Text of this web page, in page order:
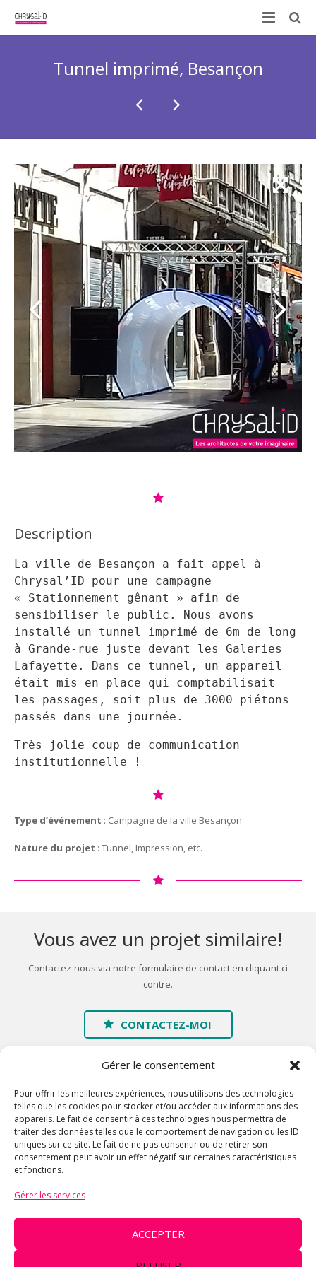
Gérer le consentement
Pour offrir les meilleures expériences, nous utilisons des technologies
telles que les cookies pour stocker et/ou accéder aux informations des
appareils. Le fait de consentir à ces technologies nous permettra de
traiter des données telles que le comportement de navigation ou les ID
uniques sur ce site. Le fait de ne pas consentir ou de retirer son
consentement peut avoir un effet négatif sur certaines caractéristiques
et fonctions.
Gérer les services
ACCEPTER
Tunnel imprimé, Besançon
Description
La ville de Besançon a fait appel à
Chrysal’ID pour une campagne
« Stationnement gênant » afin de
sensibiliser le public. Nous avons
installé un tunnel imprimé de 6m de long
à Grande-rue juste devant les Galeries
Lafayette. Dans ce tunnel, un appareil
était mis en place qui comptabilisait
les passages, soit plus de 3000 piétons
passés dans une journée.
Très jolie coup de communication
institutionnelle !
Type d’événement : Campagne de la ville Besançon
Nature du projet : Tunnel, Impression, etc.
Vous avez un projet similaire!
Contactez-nous via notre formulaire de contact en cliquant ci
contre.
CONTACTEZ-MOI
Accueil
A propos